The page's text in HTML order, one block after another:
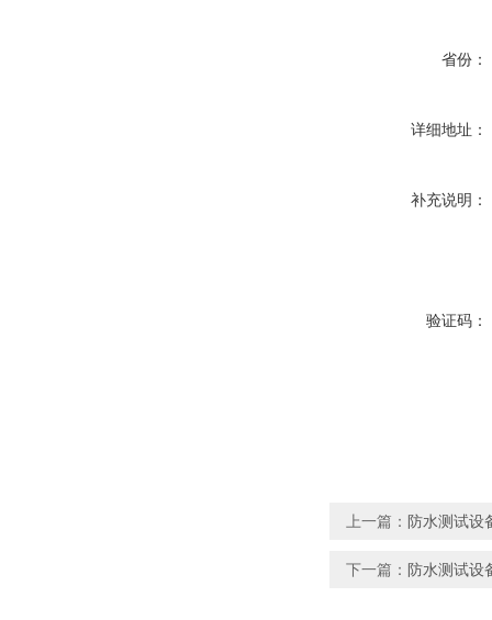
省份：
详细地址：
补充说明：
验证码：
上一篇： 防水测试设
下一篇： 防水测试设